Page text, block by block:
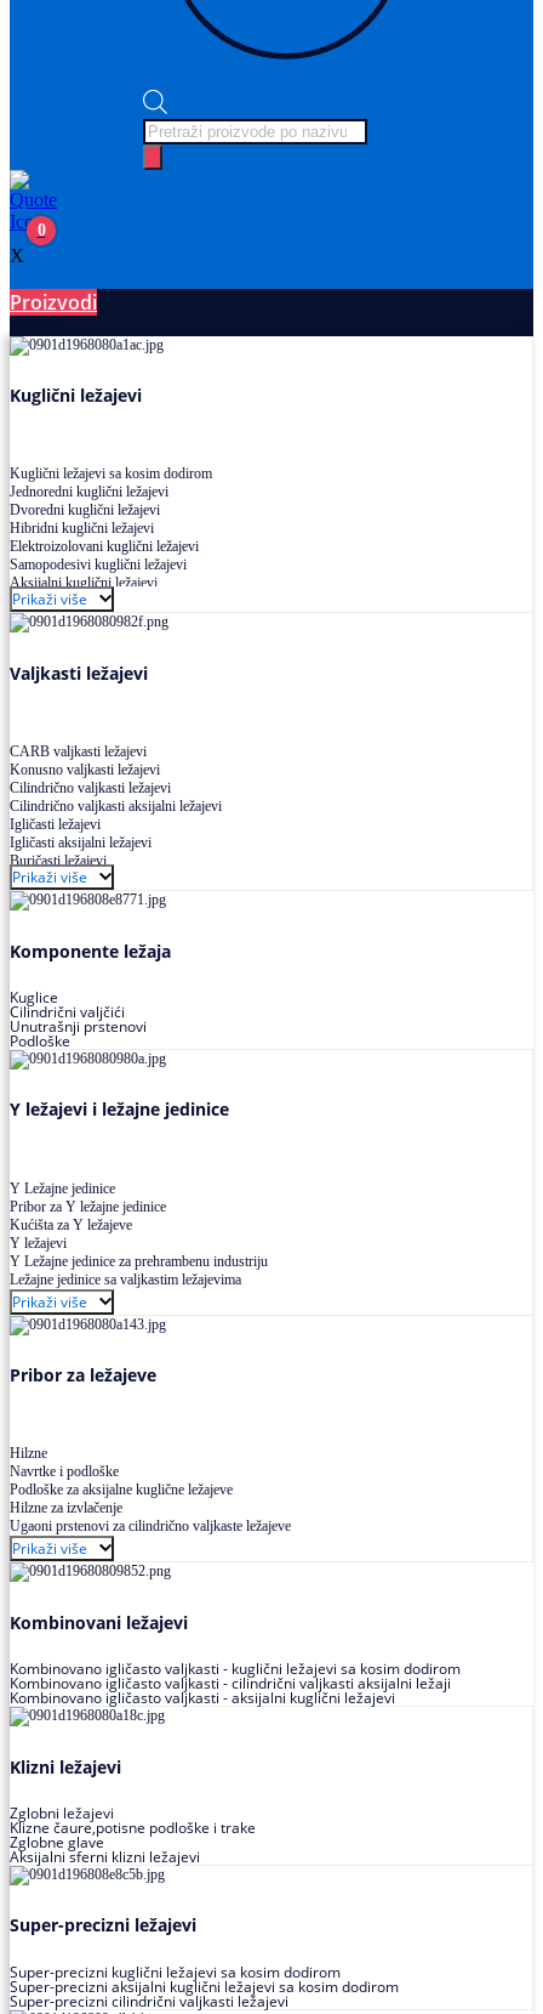
Products
search
0
X
Proizvodi
Kuglični ležajevi
Kuglični ležajevi sa kosim dodirom
Jednoredni kuglični ležajevi
Dvoredni kuglični ležajevi
Hibridni kuglični ležajevi
Elektroizolovani kuglični ležajevi
Samopodesivi kuglični ležajevi
Aksijalni kuglični ležajevi
Kuglični ležajevi od nerđajućeg čelika
Prikaži više
Valjkasti ležajevi
CARB valjkasti ležajevi
Konusno valjkasti ležajevi
Cilindrično valjkasti ležajevi
Cilindrično valjkasti aksijalni ležajevi
Igličasti ležajevi
Igličasti aksijalni ležajevi
Buričasti ležajevi
Buričasti zaptiveni ležajevi
Buričasti aksijalni ležajevi
Prikaži više
Komponente ležaja
Kuglice
Cilindrični valjčići
Unutrašnji prstenovi
Podloške
Y ležajevi i ležajne jedinice
Y Ležajne jedinice
Pribor za Y ležajne jedinice
Kućišta za Y ležajeve
Y ležajevi
Y Ležajne jedinice za prehrambenu industriju
Ležajne jedinice sa valjkastim ležajevima
Prikaži više
Pribor za ležajeve
Hilzne
Navrtke i podloške
Podloške za aksijalne kuglične ležajeve
Hilzne za izvlačenje
Ugaoni prstenovi za cilindrično valjkaste ležajeve
Prikaži više
Kombinovani ležajevi
Kombinovano igličasto valjkasti - kuglični ležajevi sa kosim dodirom
Kombinovano igličasto valjkasti - cilindrični valjkasti aksijalni ležaji
Kombinovano igličasto valjkasti - aksijalni kuglični ležajevi
Klizni ležajevi
Zglobni ležajevi
Klizne čaure,potisne podloške i trake
Zglobne glave
Aksijalni sferni klizni ležajevi
Super-precizni ležajevi
Super-precizni kuglični ležajevi sa kosim dodirom
Super-precizni aksijalni kuglični ležajevi sa kosim dodirom
Super-precizni cilindrični valjkasti ležajevi